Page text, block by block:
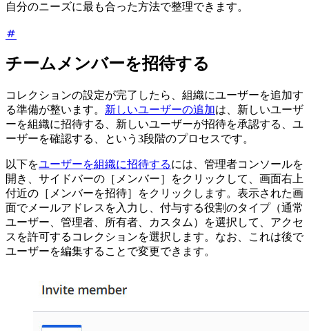
自分のニーズに最も合った方法で整理できます。
チームメンバーを招待する
コレクションの設定が完了したら、組織にユーザーを追加す
る準備が整います。 新しいユーザーの追加は、新しいユーザ
ーを組織に招待する、新しいユーザーが招待を承認する、ユ
ーザーを確認する、という3段階のプロセスです。
以下をユーザーを組織に招待するには、管理者コンソールを
開き、サイドバーの［メンバー］をクリックして、画面右上
付近の［メンバーを招待］をクリックします。表示された画
面でメールアドレスを入力し、付与する役割のタイプ（通常
ユーザー、管理者、所有者、カスタム）を選択して、アクセ
スを許可するコレクションを選択します。なお、これは後で
ユーザーを編集することで変更できます。